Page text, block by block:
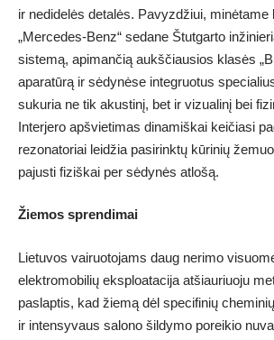
ir nedidelės detalės. Pavyzdžiui, minėtame
„Mercedes-Benz“ sedane Štutgarto
sistemą, apimančią aukščiausios klasės
aparatūrą ir sėdynėse integruotus
sukuria ne tik akustinį, bet ir vizualinį bei
Interjero apšvietimas dinamiškai keičiasi
rezonatoriai leidžia pasirinktų kūrinių
pajusti fiziškai per sėdynės atlošą.
Žiemos sprendimai
Lietuvos vairuotojams daug nerimo
elektromobilių eksploatacija atšiauriuoju
paslaptis, kad žiemą dėl specifinių
ir intensyvaus salono šildymo poreikio